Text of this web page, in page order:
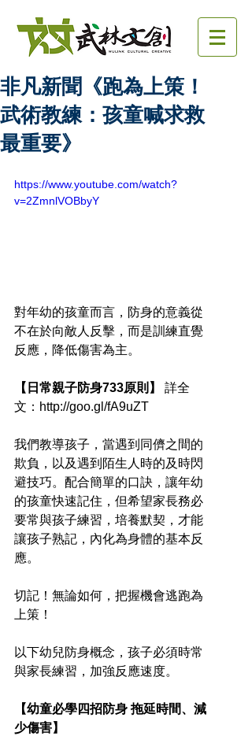
非凡新聞《跑為上策！
武術教練：孩童喊求救
最重要》
https://www.youtube.com/watch?
v=2ZmnlVOBbyY
對年幼的孩童而言，防身的意義從
不在於向敵人反擊，而是訓練直覺
反應，降低傷害為主。
【日常親子防身733原則】 詳全
文：http://goo.gl/fA9uZT
我們教導孩子，當遇到同儕之間的
欺負，以及遇到陌生人時的及時閃
避技巧。配合簡單的口訣，讓年幼
的孩童快速記住，但希望家長務必
要常與孩子練習，培養默契，才能
讓孩子熟記，內化為身體的基本反
應。
切記！無論如何，把握機會逃跑為
上策！
以下幼兒防身概念，孩子必須時常
與家長練習，加強反應速度。
【幼童必學四招防身 拖延時間、減
少傷害】